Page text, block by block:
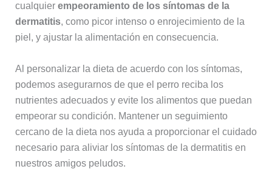
cualquier empeoramiento de los síntomas de la
dermatitis, como picor intenso o enrojecimiento de la
piel, y ajustar la alimentación en consecuencia.
Al personalizar la dieta de acuerdo con los síntomas,
podemos asegurarnos de que el perro reciba los
nutrientes adecuados y evite los alimentos que puedan
empeorar su condición. Mantener un seguimiento
cercano de la dieta nos ayuda a proporcionar el cuidado
necesario para aliviar los síntomas de la dermatitis en
nuestros amigos peludos.